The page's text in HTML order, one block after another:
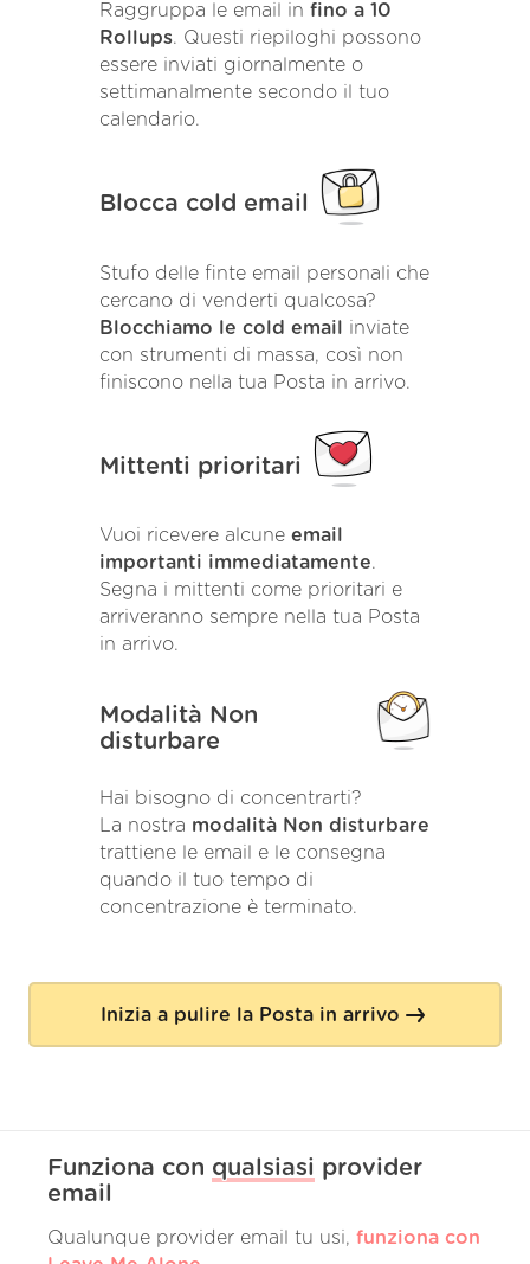
Raggruppa le email in fino a 10
Rollups. Questi riepiloghi possono
essere inviati giornalmente o
settimanalmente secondo il tuo
calendario.
Blocca cold email
Stufo delle finte email personali che
cercano di venderti qualcosa?
Blocchiamo le cold email
inviate
con strumenti di massa, così non
finiscono nella tua Posta in arrivo.
Mittenti prioritari
Vuoi ricevere alcune email
importanti immediatamente.
Segna i mittenti come prioritari e
arriveranno sempre nella tua Posta
in arrivo.
Modalità Non
disturbare
Hai bisogno di concentrarti?
La nostra modalità Non disturbare
trattiene le email e le consegna
quando il tuo tempo di
concentrazione è terminato.
Inizia a pulire la Posta in arrivo
Funziona con qualsiasi provider
email
Qualunque provider email tu usi, funziona con